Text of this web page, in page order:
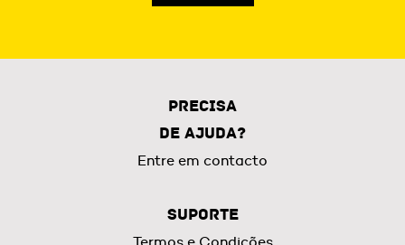
Precisa
de Ajuda?
Entre em contacto
Suporte
Termos e Condições